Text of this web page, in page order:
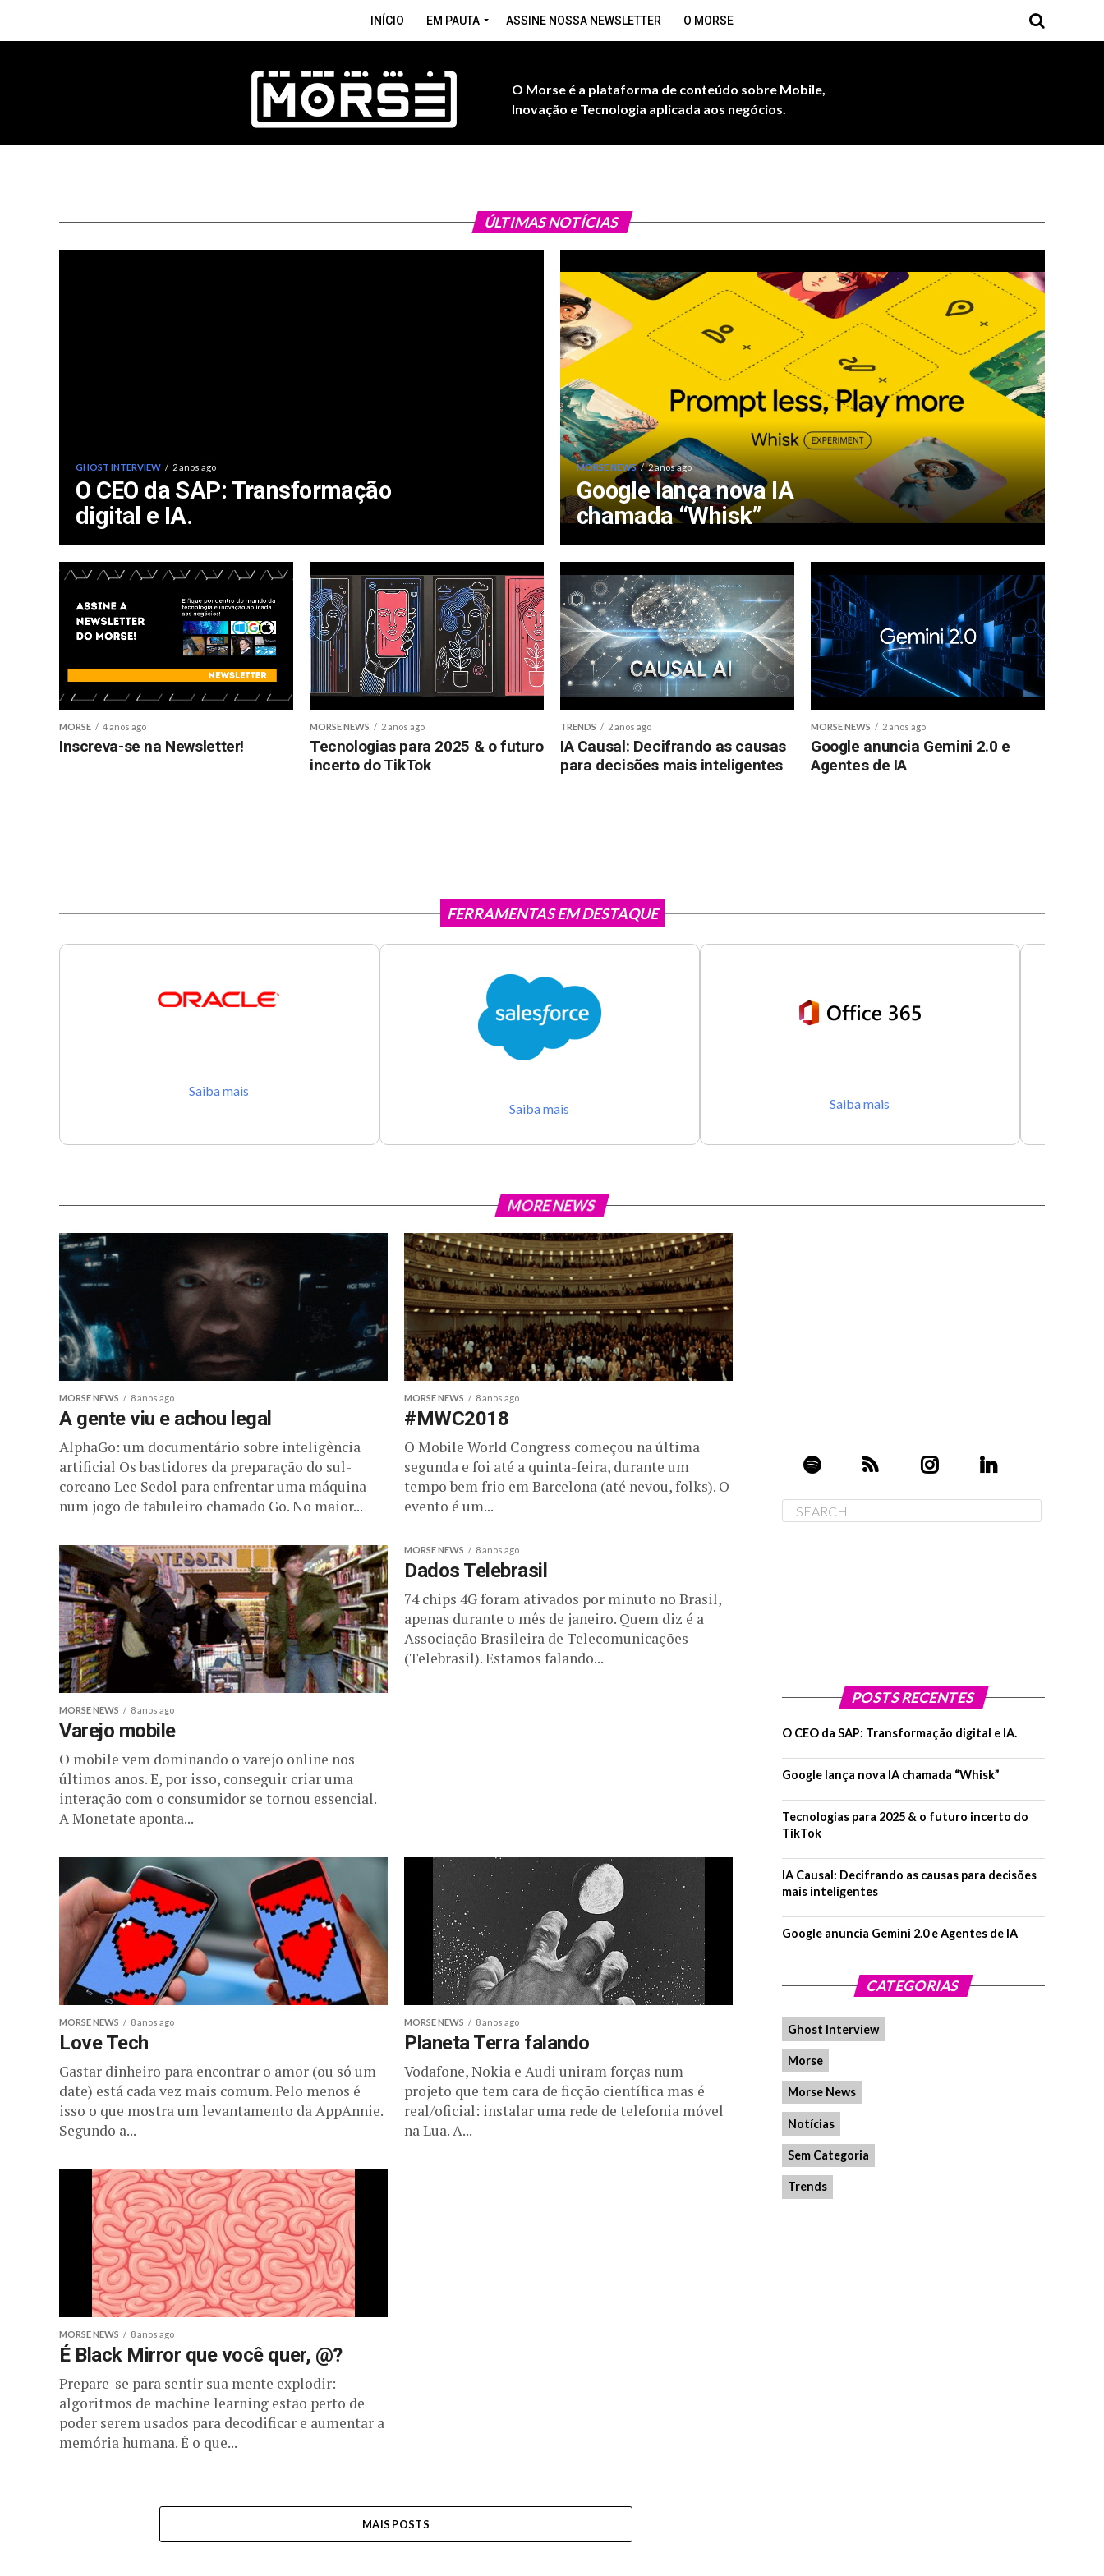
INÍCIO EM PAUTA ASSINE NOSSA NEWSLETTER O MORSE
O Morse é a plataforma de conteúdo sobre Mobile,
Inovação e Tecnologia aplicada aos negócios.
ÚLTIMAS NOTÍCIAS
GHOST INTERVIEW 2 anos ago
O CEO da SAP: Transformação
digital e IA.
MORSE NEWS 2 anos ago
Google lança nova IA
chamada “Whisk”
MORSE 4 anos ago
Inscreva-se na Newsletter!
MORSE NEWS 2 anos ago
Tecnologias para 2025 & o futuro
incerto do TikTok
TRENDS 2 anos ago
IA Causal: Decifrando as causas
para decisões mais inteligentes
MORSE NEWS 2 anos ago
Google anuncia Gemini 2.0 e
Agentes de IA
FERRAMENTAS EM DESTAQUE
Saiba mais
Saiba mais
Saiba mais
MORE NEWS
MORSE NEWS 8 anos ago
A gente viu e achou legal
AlphaGo: um documentário sobre inteligência
artificial Os bastidores da preparação do sul-
coreano Lee Sedol para enfrentar uma máquina
num jogo de tabuleiro chamado Go. No maior...
MORSE NEWS 8 anos ago
#MWC2018
O Mobile World Congress começou na última
segunda e foi até a quinta-feira, durante um
tempo bem frio em Barcelona (até nevou, folks). O
evento é um...
MORSE NEWS 8 anos ago
Varejo mobile
O mobile vem dominando o varejo online nos
últimos anos. E, por isso, conseguir criar uma
interação com o consumidor se tornou essencial.
A Monetate aponta...
MORSE NEWS 8 anos ago
Dados Telebrasil
74 chips 4G foram ativados por minuto no Brasil,
apenas durante o mês de janeiro. Quem diz é a
Associação Brasileira de Telecomunicações
(Telebrasil). Estamos falando...
MORSE NEWS 8 anos ago
Love Tech
Gastar dinheiro para encontrar o amor (ou só um
date) está cada vez mais comum. Pelo menos é
isso o que mostra um levantamento da AppAnnie.
Segundo a...
MORSE NEWS 8 anos ago
Planeta Terra falando
Vodafone, Nokia e Audi uniram forças num
projeto que tem cara de ficção científica mas é
real/oficial: instalar uma rede de telefonia móvel
na Lua. A...
MORSE NEWS 8 anos ago
É Black Mirror que você quer, @?
Prepare-se para sentir sua mente explodir:
algoritmos de machine learning estão perto de
poder serem usados para decodificar e aumentar a
memória humana. É o que...
MAIS POSTS
POSTS RECENTES
O CEO da SAP: Transformação digital e IA.
Google lança nova IA chamada “Whisk”
Tecnologias para 2025 & o futuro incerto do
TikTok
IA Causal: Decifrando as causas para decisões
mais inteligentes
Google anuncia Gemini 2.0 e Agentes de IA
CATEGORIAS
Ghost Interview
Morse
Morse News
Notícias
Sem Categoria
Trends